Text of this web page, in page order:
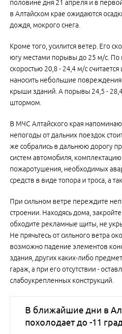
половине дня 21 апреля и в
в Алтайском крае ожидаются
дождя, мокрого снега.
Кроме того, усилится ветер. Его
югу местами порывы до 25 м/с. По
скоростью 20,8 - 24,4 м/с
наносить небольшие
крыши зданий. А порывы 24,5 -
штормом.
В МЧС Алтайского края
непогоды от дальних поездок
же собрались в дальнюю дорогу
систем автомобиля, комплектацию
пожаротушения, необходимых
средств в виде топора и троса, а
При сильном ветре переждите
строении. Находясь дома,
обходите рекламные щиты, не
Не прячьтесь от сильного ветра
возможно падение элементов
здания, других каких-либо
гараж, а при его отсутствии -
слабоукрепленных конструкций.
В ближайшие дни в
похолодает до -11